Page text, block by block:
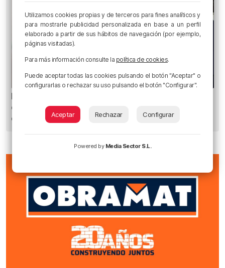
El Athletic incorpora a Andrew Hughes, el
especialista a balón parado de la selección
escocesa
Utilizamos cookies propias y de terceros para fines analíticos y
para mostrarle publicidad personalizada en base a un perfil
elaborado a partir de sus hábitos de navegación (por ejemplo,
páginas visitadas).
Para más información consulte la política de cookies.
Puede aceptar todas las cookies pulsando el botón "Aceptar" o
configurarlas o rechazar su uso pulsando el botón "Configurar".
Aceptar Rechazar Configurar
Powered by Media Sector S.L.